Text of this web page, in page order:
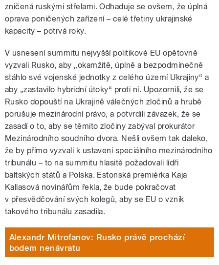
zničená ruskými střelami. Odhaduje se ovšem, že úplná
oprava poničených zařízení – celé třetiny ukrajinské
kapacity – potrvá roky.
V usnesení summitu nejvyšší politikové EU opětovně
vyzvali Rusko, aby „okamžitě, úplně a bezpodmínečně
stáhlo své vojenské jednotky z celého území Ukrajiny“ a
aby „zastavilo hybridní útoky“ proti ní. Upozornili, že se
Rusko dopouští na Ukrajině válečných zločinů a hrubě
porušuje mezinárodní právo, a potvrdili závazek, že se
zasadí o to, aby se těmito zločiny zabýval prokurátor
Mezinárodního soudního dvora. Nešli ovšem tak daleko,
že by přímo vyzvali k ustavení speciálního mezinárodního
tribunálu – to na summitu hlasitě požadovali lídři
baltských států a Polska. Estonská premiérka Kaja
Kallasová novinářům řekla, že bude pokračovat
v přesvědčování svých kolegů, aby se EU o vznik
takového tribunálu zasadila.
Alexandr Mitrofanov: Rusko právě prochází
bodem nenávratu